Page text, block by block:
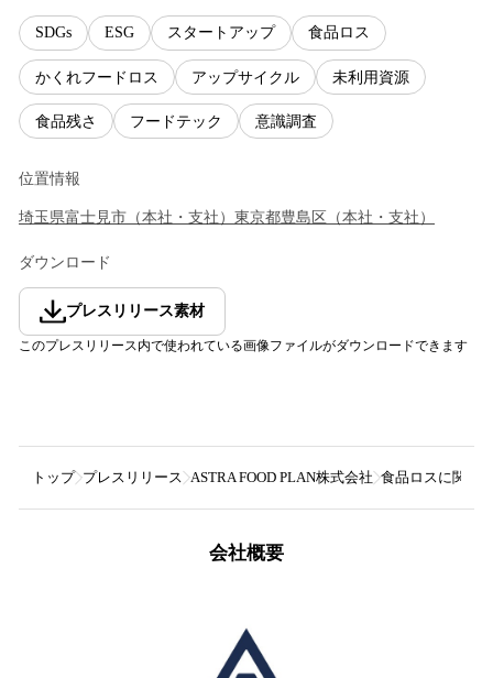
SDGs ESG スタートアップ 食品ロス
かくれフードロス アップサイクル 未利用資源
食品残さ フードテック 意識調査
位置情報
埼玉県富士見市 （本社・支社 ） 東京都豊島区 （本社・支社 ）
ダウンロード
プレスリリース素材
このプレスリリース内で使われている画像ファイルがダウンロードできます
トップ プレスリリース ASTRA FOOD PLAN株式会社 食品ロスに関心
会社概要